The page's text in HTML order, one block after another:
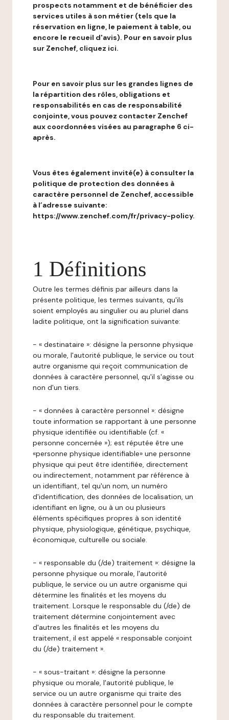
prospects notamment et de bénéficier des
services utiles à son métier (tels que la
réservation en ligne, le paiement à table, ou
encore le recueil d'avis). Pour en savoir plus
sur Zenchef, cliquez ici.
Pour en savoir plus sur les grandes lignes de
la répartition des rôles, obligations et
responsabilités en cas de responsabilité
conjointe, vous pouvez contacter Zenchef
aux coordonnées visées au paragraphe 6 ci-
après.
Vous êtes également invité(e) à consulter la
politique de protection des données à
caractère personnel de Zenchef, accessible
à l’adresse suivante:
https://www.zenchef.com/fr/privacy-policy.
1 Définitions
Outre les termes définis par ailleurs dans la
présente politique, les termes suivants, qu'ils
soient employés au singulier ou au pluriel dans
ladite politique, ont la signification suivante:
- « destinataire »: désigne la personne physique
ou morale, l'autorité publique, le service ou tout
autre organisme qui reçoit communication de
données à caractère personnel, qu'il s'agisse ou
non d'un tiers.
- « données à caractère personnel »: désigne
toute information se rapportant à une personne
physique identifiée ou identifiable (cf. «
personne concernée »); est réputée être une
«personne physique identifiable» une personne
physique qui peut être identifiée, directement
ou indirectement, notamment par référence à
un identifiant, tel qu'un nom, un numéro
d'identification, des données de localisation, un
identifiant en ligne, ou à un ou plusieurs
éléments spécifiques propres à son identité
physique, physiologique, génétique, psychique,
économique, culturelle ou sociale.
- « responsable du (/de) traitement »: désigne la
personne physique ou morale, l'autorité
publique, le service ou un autre organisme qui
détermine les finalités et les moyens du
traitement. Lorsque le responsable du (/de) de
traitement détermine conjointement avec
d'autres les finalités et les moyens du
traitement, il est appelé « responsable conjoint
du (/de) traitement ».
- « sous-traitant »: désigne la personne
physique ou morale, l'autorité publique, le
service ou un autre organisme qui traite des
données à caractère personnel pour le compte
du responsable du traitement.